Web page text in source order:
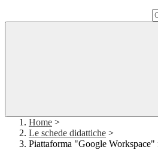
Home >
Le schede didattiche >
Piattaforma "Google Workspace"